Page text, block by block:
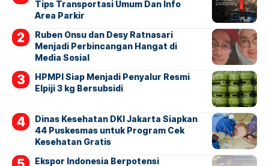
Tips Transportasi Umum Dan Info
Area Parkir
Ruben Onsu dan Desy Ratnasari
Menjadi Perbincangan Hangat di
Media Sosial
HPMPI Siap Menjadi Penyalur Resmi
Elpiji 3 kg Bersubsidi
Dinas Kesehatan DKI Jakarta Siapkan
44 Puskesmas untuk Program Cek
Kesehatan Gratis
Ekspor Indonesia Berpotensi